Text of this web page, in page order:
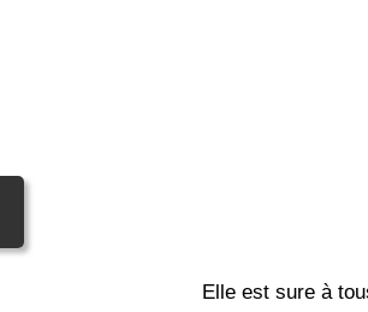
Elle est sure à